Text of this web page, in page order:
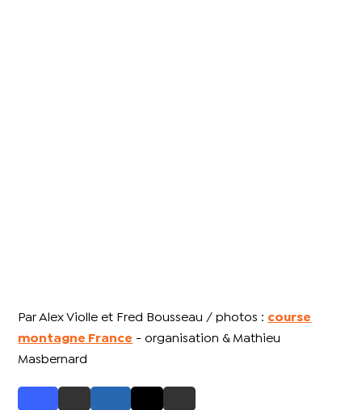
Par Alex Violle et Fred Bousseau / photos : course
montagne France - organisation & Mathieu
Masbernard